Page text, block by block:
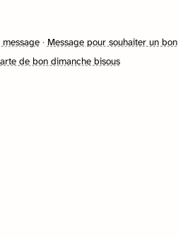
· Message pour souhaiter un bon
de bon dimanche bisous